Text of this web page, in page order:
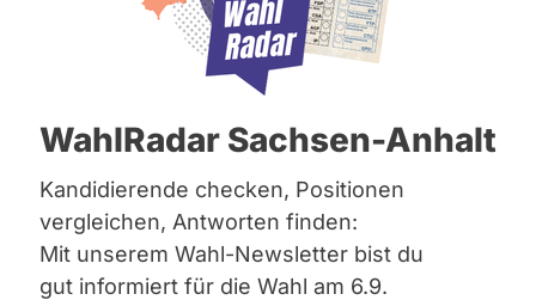
Bremen
Hamburg
Mecklenburg-Vorpommern
Nordrhein-Westfalen
Saarland
Sachsen
Sachsen-Anhalt
Schleswig-Holstein
Thüringen
WahlRadar Sachsen-Anhalt
Kandidierende checken, Positionen
vergleichen, Antworten finden:
Mit unserem Wahl-Newsletter bist du
gut informiert für die Wahl am 6.9.
28.04.2025
Über 2500 Tage kein Zugang zum S-
Bahnhof Eichwalde , Normal in der BRD
?
Sehr geehrter Herr Gysi , Sie hatten hier
am 31.8.23 versprochen, sich der Sache
anzunehmen :